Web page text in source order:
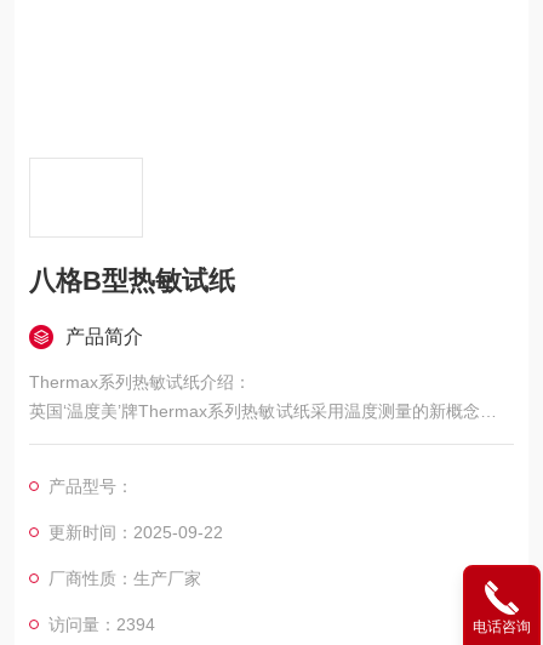
八格B型热敏试纸
产品简介
Thermax系列热敏试纸介绍：
英国‘温度美’牌Thermax系列热敏试纸采用温度测量的新概念，在
小型贴纸上布有一列方格或圆点，代表不同的温度值，当温度上
会再回复到原来的颜色，如此便可以知道物体曾经历过的Z高温
度，不须长时间在旁监视就可以知道是否有超温现象，或利用该
产品型号：
更新时间：2025-09-22
厂商性质：生产厂家
访问量：2394 电话咨询